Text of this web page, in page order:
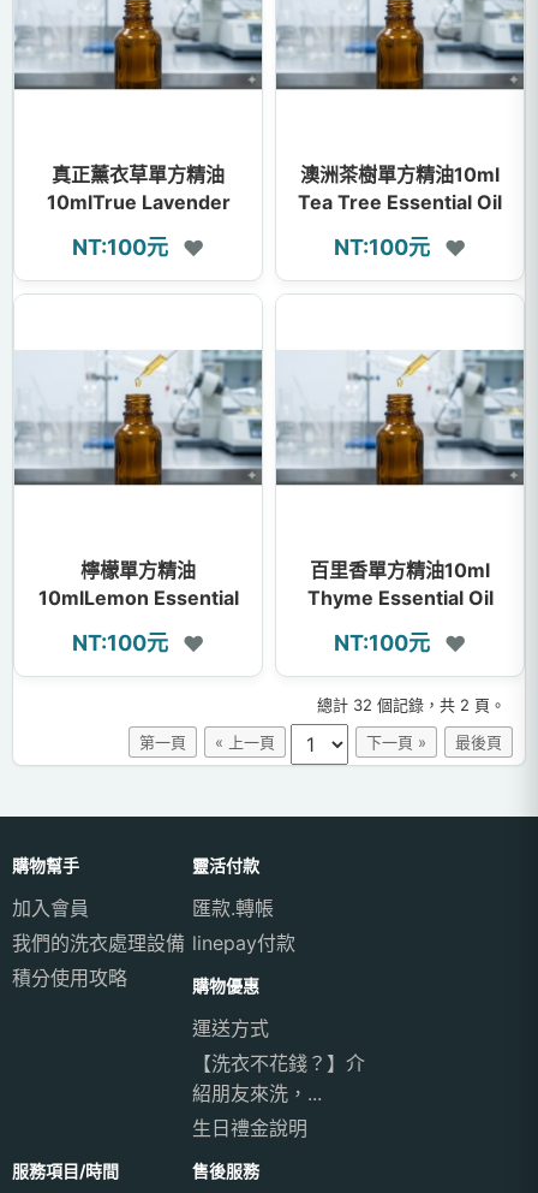
真正薰衣草單方精油
10mlTrue Lavender
NT:100元 ❤
澳洲茶樹單方精油10ml
Tea Tree Essential Oil
NT:100元 ❤
檸檬單方精油
10mlLemon Essential
NT:100元 ❤
百里香單方精油10ml
Thyme Essential Oil
NT:100元 ❤
總計 32 個記錄，共 2 頁。
第一頁
« 上一頁 下一頁 » 最後頁
購物幫手
加入會員
我們的洗衣處理設備
積分使用攻略
靈活付款
匯款.轉帳
linepay付款
購物優惠
運送方式
【洗衣不花錢？】介
紹朋友來洗，...
生日禮金說明
服務項目/時間 售後服務